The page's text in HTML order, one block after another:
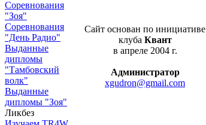
Соревнования
"Зоя"
Соревнования
"День Радио"
Выданные
дипломы
"Тамбовский
волк"
Выданные
дипломы "Зоя"
Ликбез
Сайт основан по инициативе
клуба Квант
в апреле 2004 г.
Администратор
xgudron@gmail.com